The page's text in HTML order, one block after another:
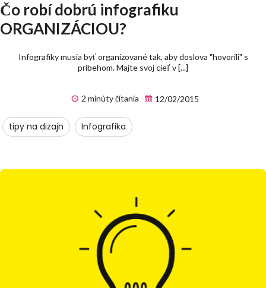
Čo robí dobrú infografiku
ORGANIZÁCIOU?
Infografiky musia byť organizované tak, aby doslova "hovorili" s
príbehom. Majte svoj cieľ v [...]
2 minúty čítania 12/02/2015
tipy na dizajn Infografika